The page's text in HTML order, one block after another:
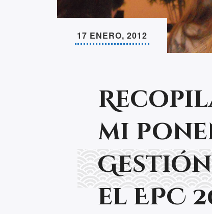
17 ENERO, 2012
mi
el EPC